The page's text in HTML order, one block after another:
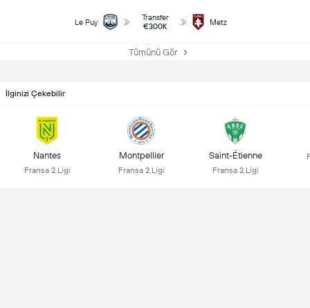
Le Puy
Transfer
€300K
Metz
Tümünü Gör
İlginizi Çekebilir
Nantes
Fransa 2.Ligi
Montpellier
Fransa 2.Ligi
Saint-Étienne
Fransa 2.Ligi